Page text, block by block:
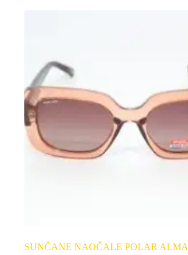
SUNČANE NAOČALE POLAR ALMA